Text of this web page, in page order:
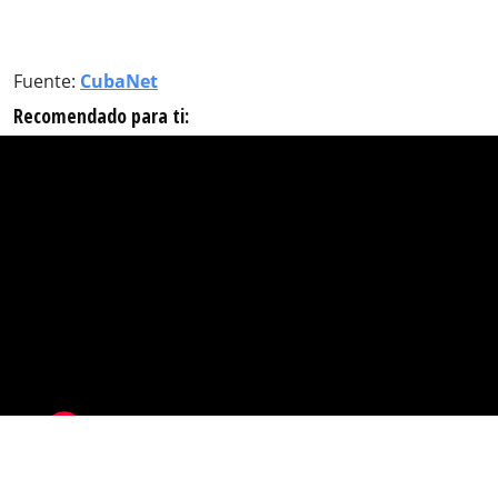
Fuente: CubaNet
Recomendado para ti: